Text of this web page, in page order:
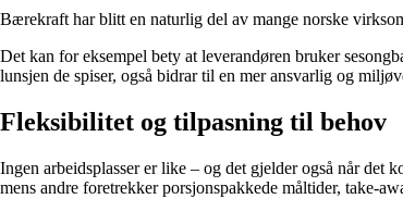
Bærekraft har blitt en naturlig del av mange norske
Det kan for eksempel bety at leverandøren bruker
lunsjen de spiser, også bidrar til en mer ansvarlig og
Fleksibilitet og tilpasning til behov
Ingen arbeidsplasser er like – og det gjelder også når det
mens andre foretrekker porsjonspakkede måltider, take-